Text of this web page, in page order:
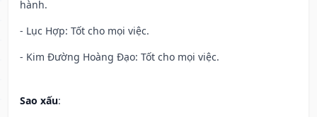
hành.
- Lục Hợp: Tốt cho mọi việc.
- Kim Đường Hoàng Đạo: Tốt cho mọi việc.
Sao xấu: